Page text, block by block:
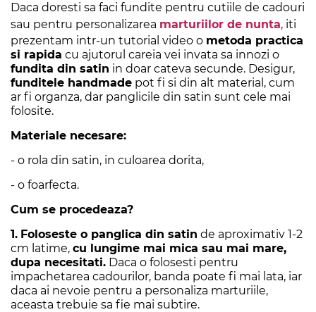
Daca doresti sa faci fundite pentru cutiile de cadouri
sau pentru personalizarea marturiilor de nunta, iti
prezentam intr-un tutorial video o metoda practica
si rapida cu ajutorul careia vei invata sa innozi o
fundita din satin in doar cateva secunde. Desigur,
funditele handmade pot fi si din alt material, cum
ar fi organza, dar panglicile din satin sunt cele mai
folosite.
Materiale necesare:
- o rola din satin, in culoarea dorita,
- o foarfecta.
Cum se procedeaza?
1. Foloseste o panglica din satin de aproximativ 1-2
cm latime, cu lungime mai mica sau mai mare,
dupa necesitati. Daca o folosesti pentru
impachetarea cadourilor, banda poate fi mai lata, iar
daca ai nevoie pentru a personaliza marturiile,
aceasta trebuie sa fie mai subtire.